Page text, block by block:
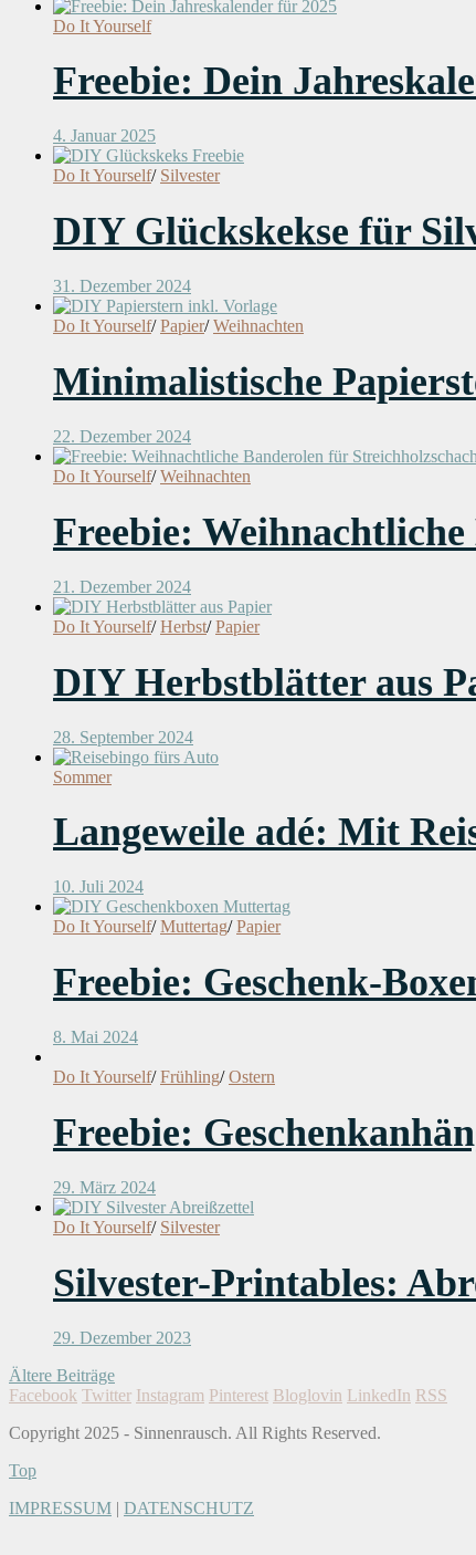
Do It Yourself
Freebie: Dein
4. Januar 2025
Do It Yourself/ Silvester
DIY Glückskekse für
31. Dezember 2024
Do It Yourself/ Papier/ Weihnachten
Minimalistische
22. Dezember 2024
Do It Yourself/ Weihnachten
Freebie:
21. Dezember 2024
Do It Yourself/ Herbst/ Papier
DIY Herbstblätter aus
28. September 2024
Sommer
Langeweile adé: Mit
10. Juli 2024
Do It Yourself/ Muttertag/ Papier
Freebie: Geschenk-
8. Mai 2024
Do It Yourself/ Frühling/ Ostern
Freebie:
29. März 2024
Do It Yourself/ Silvester
Silvester-Printables:
29. Dezember 2023
Ältere Beiträge
Facebook Twitter Instagram Pinterest Bloglovin LinkedIn RSS
Copyright 2025 - Sinnenrausch. All Rights Reserved.
Top
IMPRESSUM | DATENSCHUTZ